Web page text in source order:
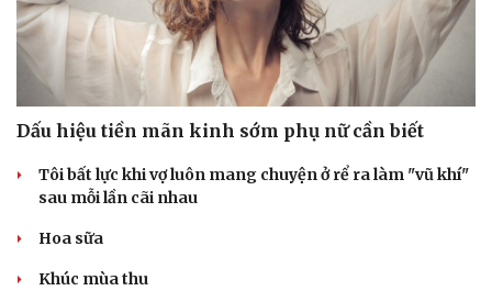
Sức khỏe
Cây thuốc
Sản phụ khoa
Nam khoa
Làm đẹp - giảm cân
Đời sống
Blog
Dấu hiệu tiền mãn kinh sớm phụ nữ cần biết
Tôi bất lực khi vợ luôn mang chuyện ở rể ra làm "vũ khí"
sau mỗi lần cãi nhau
Hoa sữa
Khúc mùa thu